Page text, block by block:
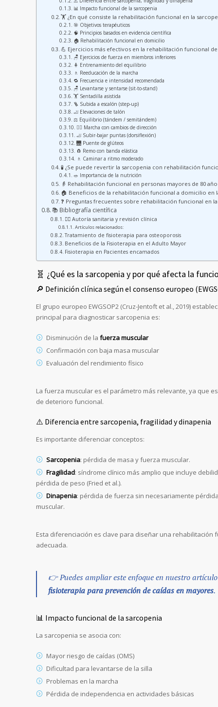
📊 Impacto funcional de la sarcopenia
🏋️ ¿En qué consiste la rehabilitación funcional en la
🎯 Objetivos terapéuticos
🧠 Principios basados en evidencia científica
🏠 Rehabilitación funcional en domicilio
💪 Ejercicios más efectivos en la rehabilitación funcional
🪑 Ejercicios de fuerza en miembros inferiores
🧍 Entrenamiento del equilibrio
🚶 Reeducación de la marcha
🔁 Frecuencia e intensidad recomendada
🪑 Levantarse y sentarse (sit-to-stand)
🏋️ Sentadilla asistida
🪜 Subida a escalón (step-up)
🦶 Elevaciones de talón
⚖️ Equilibrio (tándem / semitándem)
🚶‍♂️ Marcha con cambios de dirección
🦶 Subir-bajar puntas (dorsiflexión)
🌉 Puente de glúteos
🧲 Remo con banda elástica
🚶 Caminar a ritmo moderado
🧪 ¿Se puede revertir la sarcopenia con rehabilitación
🥗 Importancia de la nutrición
👵 Rehabilitación funcional en personas mayores de 80
🏠 Beneficios de la rehabilitación funcional a domicilio en
❓ Preguntas frecuentes sobre rehabilitación funcional en
📚 Bibliografía científica
👩‍⚕️ Autoría sanitaria y revisión clínica
Artículos relacionados:
Tratamiento de fisioterapia para osteoporosis
Beneficios de la Fisioterapia en el Adulto Mayor
Fisioterapia en Pacientes encamados
🧬 ¿Qué es la sarcopenia y por qué afecta la
🔎 Definición clínica según el consenso europeo
El grupo europeo EWGSOP2 (Cruz-Jentoft et al., 2019)
principal para diagnosticar sarcopenia es:
Disminución de la fuerza muscular
Confirmación con baja masa muscular
Evaluación del rendimiento físico
La fuerza muscular es el parámetro más relevante, ya que
de deterioro funcional.
⚠️ Diferencia entre sarcopenia, fragilidad y dinapenia
Es importante diferenciar conceptos:
Sarcopenia: pérdida de masa y fuerza muscular.
Fragilidad: síndrome clínico más amplio que incluye
pérdida de peso (Fried et al.).
Dinapenia: pérdida de fuerza sin necesariamente
muscular.
Esta diferenciación es clave para diseñar una rehabilitación
adecuada.
👉 Puedes ampliar este enfoque en nuestro
fisioterapia para prevención de caídas en mayores.
📊 Impacto funcional de la sarcopenia
La sarcopenia se asocia con:
Mayor riesgo de caídas (OMS)
Dificultad para levantarse de la silla
Problemas en la marcha
Pérdida de independencia en actividades básicas